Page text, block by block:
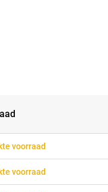
voorraad
voorraad